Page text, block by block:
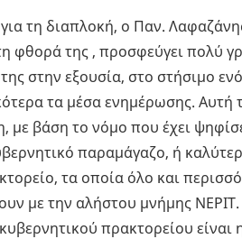
τη διαπλοκή, ο Παν.
φθορά της , προσφεύγει πολύ
στην εξουσία, στο στήσιμο
τα μέσα ενημέρωσης.
με βάση το νόμο που έχει
παραμάγαζο, ή
τα οποία όλο και
με την αλήστου μνήμης ΝΕΡΙΤ.
πρακτορείου είναι